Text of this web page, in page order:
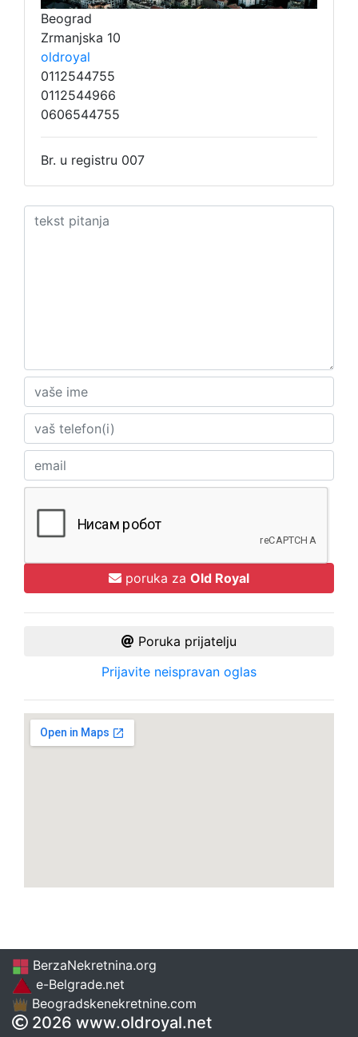
Beograd
Zrmanjska 10
oldroyal
0112544755
0112544966
0606544755
Br. u registru 007
poruka za Old Royal
Poruka prijatelju
BerzaNekretnina.org
e-Belgrade.net
Beogradskenekretnine.com
2026 www.oldroyal.net